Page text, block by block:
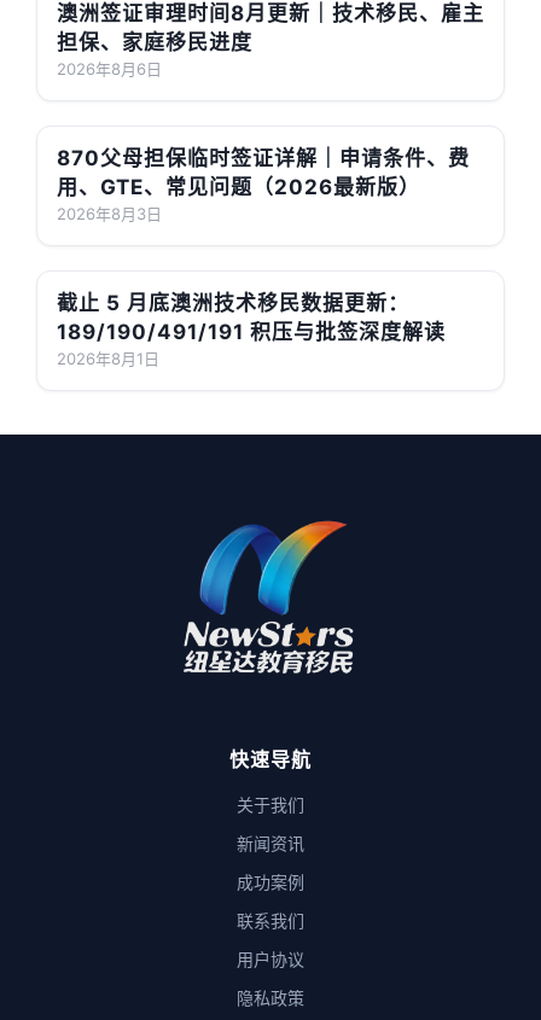
澳洲签证审理时间8月更新｜技术移民、雇主
担保、家庭移民进度
2026年8月6日
870父母担保临时签证详解｜申请条件、费
用、GTE、常见问题（2026最新版）
2026年8月3日
截止 5 月底澳洲技术移民数据更新：
189/190/491/191 积压与批签深度解读
2026年8月1日
快速导航
关于我们
新闻资讯
成功案例
联系我们
用户协议
隐私政策